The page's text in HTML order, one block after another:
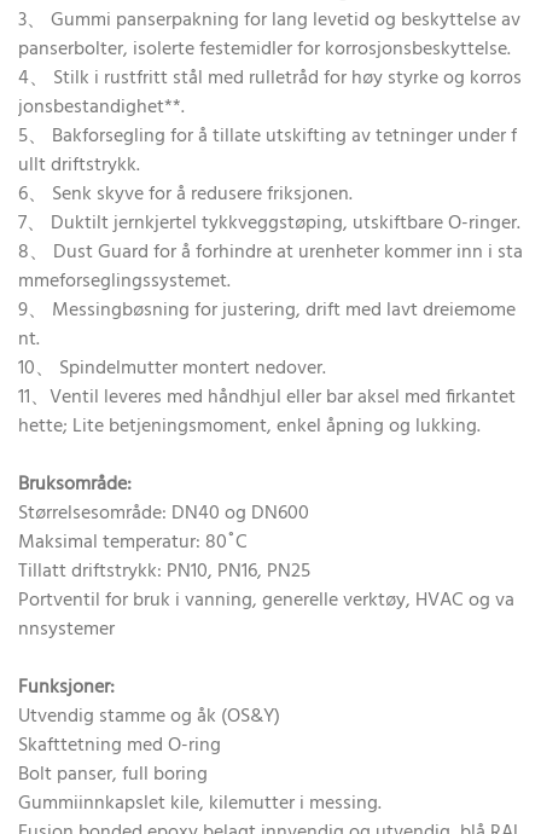
3、 Gummi panserpakning for lang levetid og beskyttelse av
panserbolter, isolerte festemidler for korrosjonsbeskyttelse.
4、 Stilk i rustfritt stål med rulletråd for høy styrke og korros
jonsbestandighet**.
5、 Bakforsegling for å tillate utskifting av tetninger under f
ullt driftstrykk.
6、 Senk skyve for å redusere friksjonen.
7、 Duktilt jernkjertel tykkveggstøping, utskiftbare O-ringer.
8、 Dust Guard for å forhindre at urenheter kommer inn i sta
mmeforseglingssystemet.
9、 Messingbøsning for justering, drift med lavt dreiemome
nt.
10、 Spindelmutter montert nedover.
11、Ventil leveres med håndhjul eller bar aksel med firkantet
hette; Lite betjeningsmoment, enkel åpning og lukking.
Bruksområde:
Størrelsesområde: DN40 og DN600
Maksimal temperatur: 80˚C
Tillatt driftstrykk: PN10, PN16, PN25
Portventil for bruk i vanning, generelle verktøy, HVAC og va
nnsystemer
Funksjoner:
Utvendig stamme og åk (OS&Y)
Skafttetning med O-ring
Bolt panser, full boring
Gummiinnkapslet kile, kilemutter i messing.